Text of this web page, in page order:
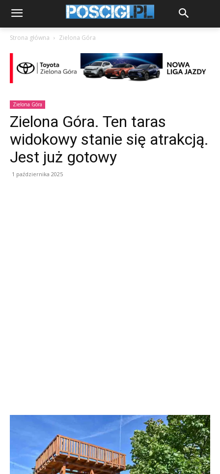
Strona główna Zielona Góra
Zielona Góra
Zielona Góra. Ten taras
widokowy stanie się atrakcją.
Jest już gotowy
1 października 2025